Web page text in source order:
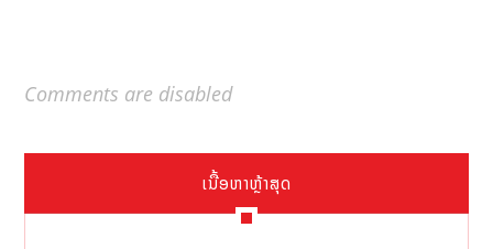
Comments are disabled
ເນື້ອຫາຫຼ້າສຸດ